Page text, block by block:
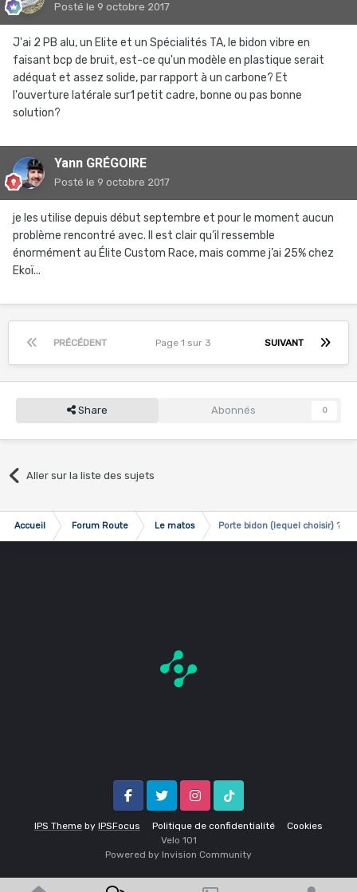
Posté le 9 octobre 2017
J'ai 2 PB alu, un Elite et un Spécialités TA, le bidon vibre en
faisant bcp de bruit, est-ce qu'un modèle en plastique serait
adéquat et assez solide, par rapport à un carbone? Et
l'ouverture latérale sur1 petit cadre, bonne ou pas bonne
solution?
Yann GRÉGOIRE
Posté le 9 octobre 2017
je les utilise depuis début septembre et pour le moment aucun
problème rencontré avec. Il est clair qu’il ressemble
énormément au Élite Custom Race, mais comme j’ai 25% chez
Ekoï...
PRÉCÉDENT SUIVANT
Page 1 sur 3
Share Abonnés 0
Aller sur la liste des sujets
Accueil Forum Route Le matos Porte bidon (lequel choisir) ?
IPS Theme by IPSFocus Politique de confidentialité Cookies
FacebookTwitter InstagramTik Tok
Velo 1O1
Powered by Invision Community